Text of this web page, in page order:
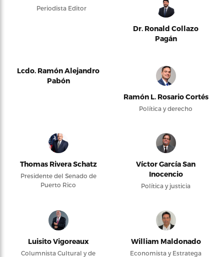
Periodista Editor
Dr. Ronald Collazo
Pagán
Lcdo. Ramón Alejandro
Pabón
Ramón L. Rosario Cortés
Política y derecho
Thomas Rivera Schatz
Presidente del Senado de
Puerto Rico
Víctor García San
Inocencio
Política y justicia
Luisito Vigoreaux
Columnista Cultural y de
William Maldonado
Economista y Estratega